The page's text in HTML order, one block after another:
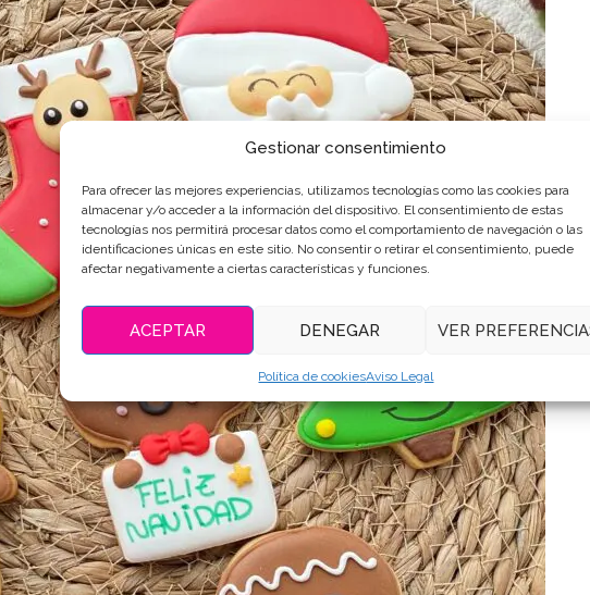
Gestionar consentimiento
Para ofrecer las mejores experiencias, utilizamos tecnologías como las cookies para
almacenar y/o acceder a la información del dispositivo. El consentimiento de estas
tecnologías nos permitirá procesar datos como el comportamiento de navegación o las
identificaciones únicas en este sitio. No consentir o retirar el consentimiento, puede
afectar negativamente a ciertas características y funciones.
ACEPTAR DENEGAR VER
Política de cookiesAviso Legal